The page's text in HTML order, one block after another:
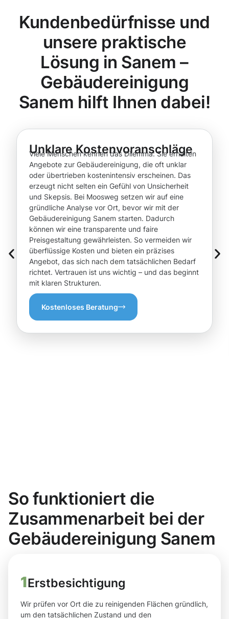
Kundenbedürfnisse und
unsere praktische
Lösung in Sanem –
Gebäudereinigung
Sanem hilft Ihnen dabei!
Unklare Kostenvoranschläge
Viele Menschen kennen das Dilemma: Sie erhalten
Angebote zur Gebäudereinigung, die oft unklar
oder übertrieben kostenintensiv erscheinen. Das
erzeugt nicht selten ein Gefühl von Unsicherheit
und Skepsis. Bei Moosweg setzen wir auf eine
gründliche Analyse vor Ort, bevor wir mit der
Gebäudereinigung Sanem starten. Dadurch
können wir eine transparente und faire
Preisgestaltung gewährleisten. So vermeiden wir
überflüssige Kosten und bieten ein präzises
Angebot, das sich nach dem tatsächlichen Bedarf
richtet. Vertrauen ist uns wichtig – und das beginnt
mit klaren Strukturen.
Kostenloses Beratung
So funktioniert die
Zusammenarbeit bei der
Gebäudereinigung Sanem
1Erstbesichtigung
Wir prüfen vor Ort die zu reinigenden Flächen gründlich,
um den tatsächlichen Zustand und den